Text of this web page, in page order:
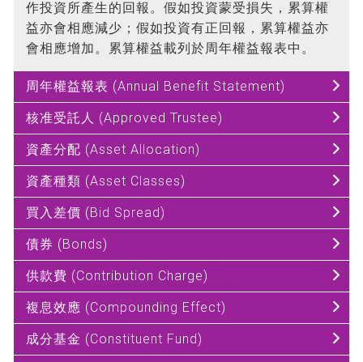
作投資所產生的回報。假如投資蒙受損失，累算權
益亦會相應減少；假如投資有正回報，累算權益亦
會相應增加。累算權益載列於周年權益報表中。
周年權益報表 (Annual Benefit Statement)
核准受託人 (Approved Trustee)
資產分配 (Asset Allocation)
資產種類 (Asset Classes)
買入差價 (Bid Spread)
債券 (Bonds)
供款費 (Contribution Charge)
複息效應 (Compounding Effect)
成分基金 (Constituent Fund)